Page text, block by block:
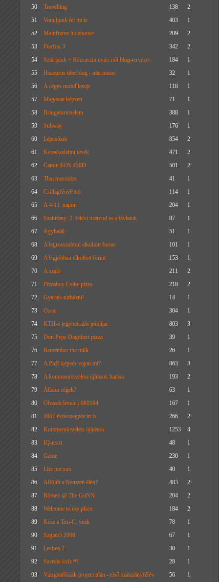
50 Travelling 138
2
51
Vonuljunk fel mi is 403
1
52
Mainframe indahouse 209
2
53
Firefox 3 342
2
54
Sztárjaink + Rózsaszín nyári női blog-tervezet 184
1
55
Haszprus überblog - utat mutat 32
1
56
A céges mobil lesújt 118
1
57
Magasan képzett 71
1
58
Bringatörténelem 388
1
59
Subway 176
1
60
Lépcsőzés 854
2
61
Kereskedelmi tévék 471
2
62
Canon EOS 450D 501
2
63
Thai masszázs 41
1
64
CsillagfényFotó 114
1
65
A 4-11. napon 204
1
66
Szakirány: 2. félévi órarend és a távlatok 87
1
67
Agyhalál 51
1
68
A legrosszabbul elköltött forint 101
1
69
A legjobban elköltött forint 153
1
70
A szaki 211
2
71
Pizzaboy Csibe pizza 218
2
72
Gyertek túrházni! 14
1
73
Oscar 304
1
74
KTH-s jegybeíratás pótdíjai 803
3
75
Don Pepe Dagobert pizza 39
1
76
Remember the milk 26
1
77
A PhD képzés vajon mi? 863
3
78
A kommentkezelési újítások hatása 193
2
79
Állami cégek? 63
1
80
Olvasói levelek 080104 167
1
81
2007 évösszegzés itt is 266
2
82
Kommentkezelési újítások 1253
4
83
IQ-teszt 48
1
84
Game 230
1
85
Life not sux 40
1
86
Alföldi a Nemzeti élén? 483
2
87
Rómeó @ The GuNN 204
2
88
Welcome to my place 184
2
89
Kész a Tesi-C, yeah 78
1
90
Szglab5 2008 67
1
91
Lesben 2 30
1
92
Szerdai kvíz #1 28
1
93
Vizsgaidőszak project plan - első szakirányfélév 56
1